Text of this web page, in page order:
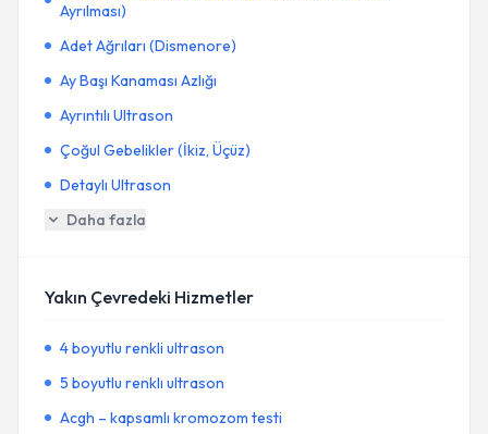
Ayrılması)
Adet Ağrıları (Dismenore)
Ay Başı Kanaması Azlığı
Ayrıntılı Ultrason
Çoğul Gebelikler (İkiz, Üçüz)
Detaylı Ultrason
Daha fazla
Yakın Çevredeki Hizmetler
4 boyutlu renkli ultrason
5 boyutlu renklı ultrason
Acgh – kapsamlı kromozom testi